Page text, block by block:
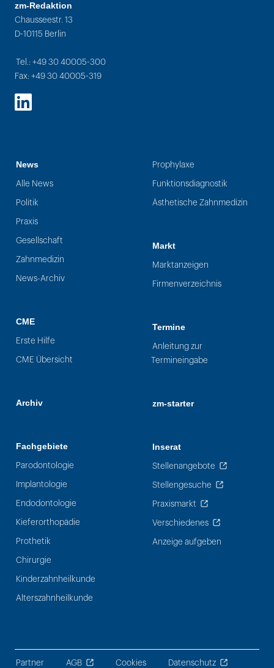
zm-Redaktion
Chausseestr. 13
D-10115 Berlin
Tel.: +49 30 40005-300
Fax: +49 30 40005-319
LinkedIn
News
Alle News
Politik
Praxis
Gesellschaft
Zahnmedizin
News-Archiv
CME
Erste Hilfe
CME Übersicht
Archiv
Fachgebiete
Parodontologie
Implantologie
Endodontologie
Kieferorthopädie
Prothetik
Chirurgie
Kinderzahnheilkunde
Alterszahnheilkunde
Prophylaxe
Funktionsdiagnostik
Ästhetische Zahnmedizin
Markt
Marktanzeigen
Firmenverzeichnis
Termine
Anleitung zur
Termineingabe
zm-starter
Inserat
Stellenangebote
Stellengesuche
Praxismarkt
Verschiedenes
Anzeige aufgeben
Partner AGB Cookies Datenschutz